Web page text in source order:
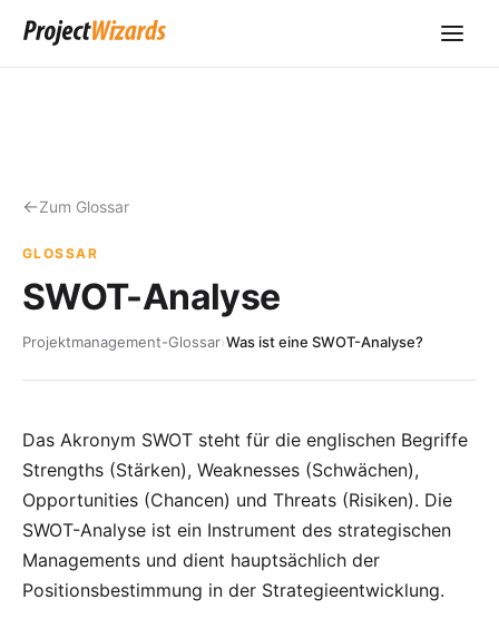
Zum Glossar
GLOSSAR
SWOT-Analyse
Projektmanagement-Glossar›Was ist eine SWOT-Analyse?
Das Akronym SWOT steht für die englischen Begriffe
Strengths (Stärken), Weaknesses (Schwächen),
Opportunities (Chancen) und Threats (Risiken). Die
SWOT-Analyse ist ein Instrument des strategischen
Managements und dient hauptsächlich der
Positionsbestimmung in der Strategieentwicklung.